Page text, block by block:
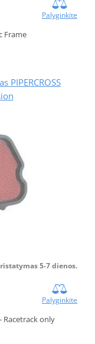
Palyginkite
Frame
5-7 dienos.
Palyginkite
Racetrack only